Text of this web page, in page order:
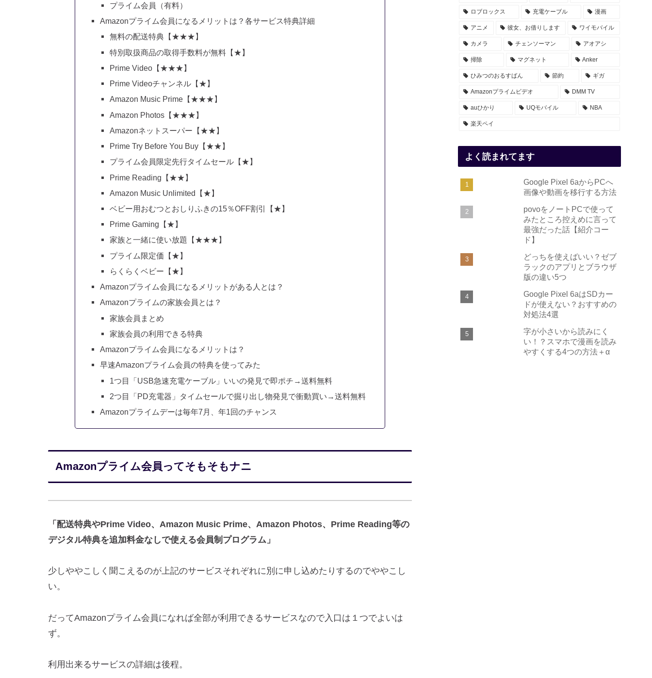
プライム会員（有料）
Amazonプライム会員になるメリットは？各サービス特典詳細
無料の配送特典【★★★】
特別取扱商品の取得手数料が無料【★】
Prime Video【★★★】
Prime Videoチャンネル【★】
Amazon Music Prime【★★★】
Amazon Photos【★★★】
Amazonネットスーパー【★★】
Prime Try Before You Buy【★★】
プライム会員限定先行タイムセール【★】
Prime Reading【★★】
Amazon Music Unlimited【★】
ベビー用おむつとおしりふきの15％OFF割引【★】
Prime Gaming【★】
家族と一緒に使い放題【★★★】
プライム限定価【★】
らくらくベビー【★】
Amazonプライム会員になるメリットがある人とは？
Amazonプライムの家族会員とは？
家族会員まとめ
家族会員の利用できる特典
Amazonプライム会員になるメリットは？
早速Amazonプライム会員の特典を使ってみた
1つ目「USB急速充電ケーブル」いいの発見で即ポチ→送料無料
2つ目「PD充電器」タイムセールで掘り出し物発見で衝動買い→送料無料
Amazonプライムデーは毎年7月、年1回のチャンス
Amazonプライム会員ってそもそもナニ
「配送特典やPrime Video、Amazon Music Prime、Amazon Photos、Prime Reading等の
デジタル特典を追加料金なしで使える会員制プログラム」
少しややこしく聞こえるのが上記のサービスそれぞれに別に申し込めたりするのでややこし
い。
だってAmazonプライム会員になれば全部が利用できるサービスなので入口は１つでよいは
ず。
利用出来るサービスの詳細は後程。
ロブロックス 充電ケーブル 漫画
アニメ 彼女、お借りします ワイモバイル
カメラ チェンソーマン アオアシ
掃除 マグネット Anker
ひみつのおるすばん 節約 ギガ
Amazonプライムビデオ DMM TV
auひかり UQモバイル NBA
楽天ペイ
よく読まれてます
Google Pixel 6aからPCへ
画像や動画を移行する方法
povoをノートPCで使って
みたところ控えめに言って
最強だった話【紹介コー
ド】
どっちを使えばいい？ゼブ
ラックのアプリとブラウザ
版の違い5つ
Google Pixel 6aはSDカー
ドが使えない？おすすめの
対処法4選
字が小さいから読みにく
い！？スマホで漫画を読み
やすくする4つの方法＋α